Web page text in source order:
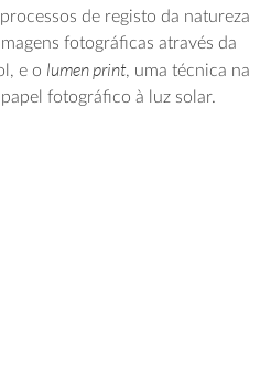
de registo da natureza
fotográficas através da
e o lumen print, uma técnica na
fotográfico à luz solar.